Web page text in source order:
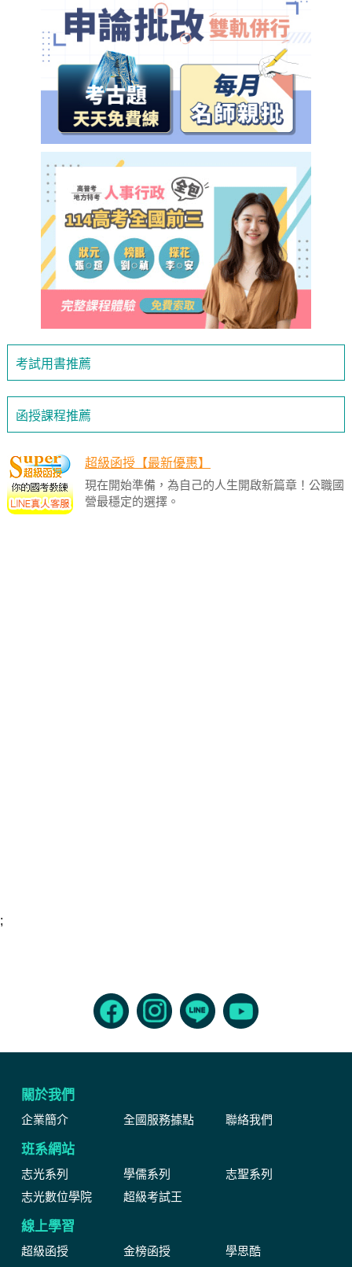
考試用書推薦
函授課程推薦
超級函授【最新優惠】
現在開始準備，為自己的人生開啟新篇章！公職國
營最穩定的選擇。
;
關於我們
企業簡介 全國服務據點 聯絡我們
班系網站
志光系列 學儒系列
志聖系列
志光數位學院
超級考試王
線上學習
超級函授 金榜函授 學思酷